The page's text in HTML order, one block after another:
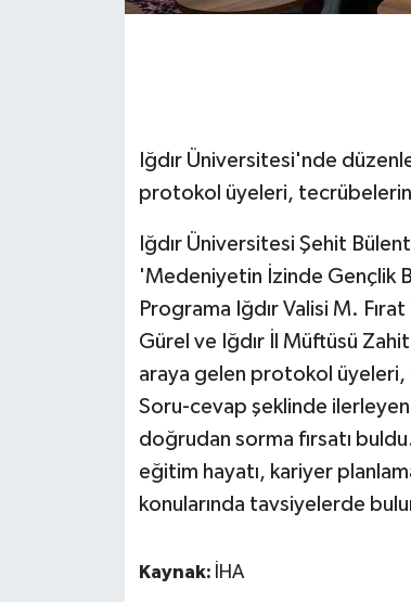
Iğdır Üniversitesi'nde
protokol üyeleri,
Iğdır Üniversitesi Şehit
'Medeniyetin İzinde Gençlik
Programa Iğdır Valisi M.
Gürel ve Iğdır İl Müftüsü
araya gelen protokol
Soru-cevap şeklinde
doğrudan sorma fırsatı
eğitim hayatı, kariyer
konularında tavsiyelerde
Kaynak: İHA
Jandarma
KÜLTÜR SANAT